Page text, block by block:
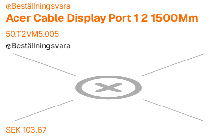
Beställningsvara
Acer Cable Display Port 1 2 1500Mm
50.T2VM5.005
Beställningsvara
SEK 103.67